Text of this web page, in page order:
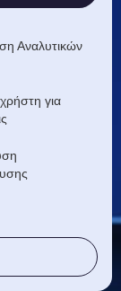
Αναλυτικών
για